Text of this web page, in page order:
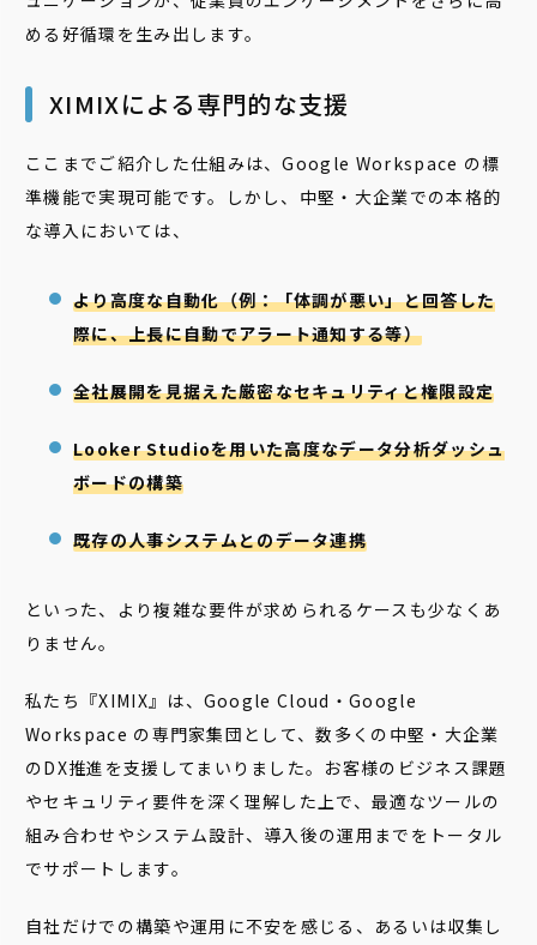
める好循環を生み出します。
XIMIXによる専門的な支援
ここまでご紹介した仕組みは、Google Workspace の標
準機能で実現可能です。しかし、中堅・大企業での本格的
な導入においては、
より高度な自動化（例：「体調が悪い」と回答した
際に、上長に自動でアラート通知する等）
全社展開を見据えた厳密なセキュリティと権限設定
Looker Studioを用いた高度なデータ分析ダッシュ
ボードの構築
既存の人事システムとのデータ連携
といった、より複雑な要件が求められるケースも少なくあ
りません。
私たち『XIMIX』は、Google Cloud・Google
Workspace の専門家集団として、数多くの中堅・大企業
のDX推進を支援してまいりました。お客様のビジネス課題
やセキュリティ要件を深く理解した上で、最適なツールの
組み合わせやシステム設計、導入後の運用までをトータル
でサポートします。
自社だけでの構築や運用に不安を感じる、あるいは収集し